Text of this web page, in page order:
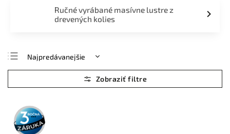
Ručné vyrábané masívne lustre z
drevených kolies
Najpredávanejšie
Najlacnejšie
Najdrahšie
Abecedne
3 roky
záruka